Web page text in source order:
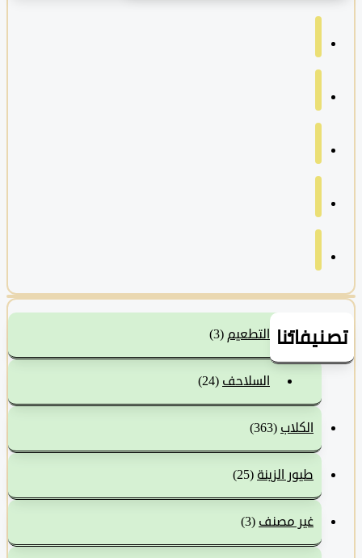
التطعيم(3)
السلاحف(24)
الكلاب(363)
طيور الزينة (25)
غير مصنف(3)